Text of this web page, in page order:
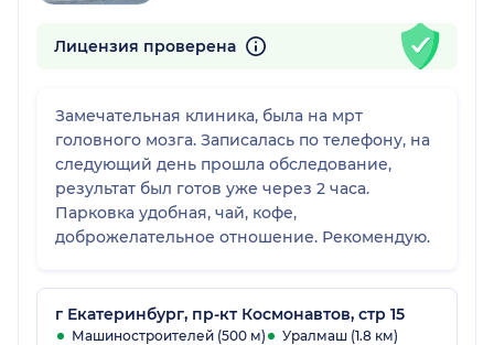
Лицензия проверена
Замечательная клиника, была на мрт
головного мозга. Записалась по телефону, на
следующий день прошла обследование,
результат был готов уже через 2 часа.
Парковка удобная, чай, кофе,
доброжелательное отношение. Рекомендую.
г Екатеринбург, пр-кт Космонавтов, стр 15
Машиностроителей (500 м)
Уралмаш (1.8 км)